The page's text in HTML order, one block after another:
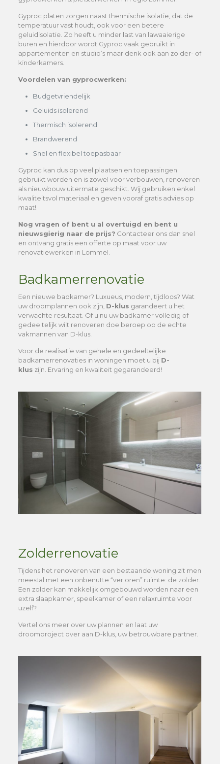
Gyproc platen zorgen naast thermische isolatie, dat de
temperatuur vast houdt, ook voor een betere
geluidisolatie. Zo heeft u minder last van lawaaierige
buren en hierdoor wordt Gyproc vaak gebruikt in
appartementen en studio’s maar denk ook aan zolder- of
kinderkamers.
Voordelen van gyprocwerken:
Budgetvriendelijk
Geluids isolerend
Thermisch isolerend
Brandwerend
Snel en flexibel toepasbaar
Gyproc kan dus op veel plaatsen en toepassingen
gebruikt worden en is zowel voor verbouwen, renoveren
als nieuwbouw uitermate geschikt. Wij gebruiken enkel
kwaliteitsvol materiaal en geven vooraf gratis advies op
maat!
Nog vragen of bent u al overtuigd en bent u
nieuwsgierig naar de prijs? Contacteer ons dan snel
en ontvang gratis een offerte op maat voor uw
renovatiewerken in Lommel.
Badkamerrenovatie
Een nieuwe badkamer? Luxueus, modern, tijdloos? Wat
uw droomplannen ook zijn, D-klus garandeert u het
verwachte resultaat. Of u nu uw badkamer volledig of
gedeeltelijk wilt renoveren doe beroep op de echte
vakmannen van D-klus.
Voor de realisatie van gehele en gedeeltelijke
badkamerrenovaties in woningen moet u bij D-
klus zijn. Ervaring en kwaliteit gegarandeerd!
Zolderrenovatie
Tijdens het renoveren van een bestaande woning zit men
meestal met een onbenutte “verloren” ruimte: de zolder.
Een zolder kan makkelijk omgebouwd worden naar een
extra slaapkamer, speelkamer of een relaxruimte voor
uzelf?
Vertel ons meer over uw plannen en laat uw
droomproject over aan D-klus, uw betrouwbare partner.